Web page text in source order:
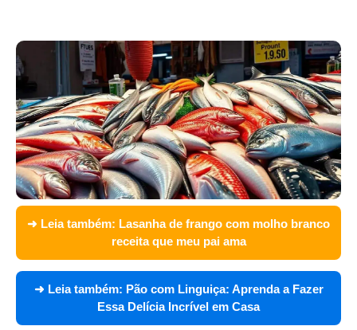
➜ Leia também: Lasanha de frango com molho branco
receita que meu pai ama
➜ Leia também: Pão com Linguiça: Aprenda a Fazer
Essa Delícia Incrível em Casa